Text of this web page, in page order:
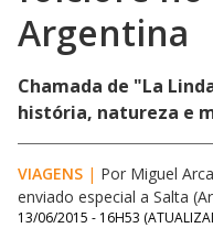
Argentina
Chamada de "La
história, natureza e
VIAGENS | Por Miguel
enviado especial a Salta
13/06/2015 - 16H53